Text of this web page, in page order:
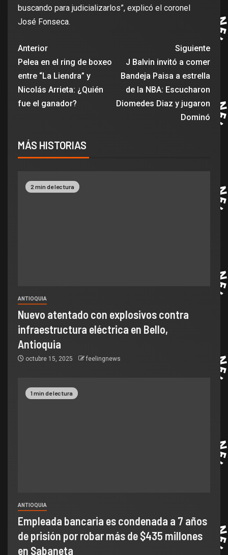
buscando para judicializarlos”, explicó el coronel
José Fonseca.
Anterior
Pelea en el ring de boxeo
entre “La Liendra” y
Nicolás Arrieta: ¿Quién
fue el ganador?
Siguiente
J Balvin invitó a comer
Bandeja Paisa a estrella
de la NBA: Escucharon
Diomedes Diaz y jugaron
Dominó
MÁS HISTORIAS
2 min de lectura
ANTIOQUIA
Nuevo atentado con explosivos contra
infraestructura eléctrica en Bello,
Antioquia
octubre 15, 2025 feelingnews
1 min de lectura
ANTIOQUIA
Empleada bancaria es condenada a 7 años
de prisión por robar más de $435 millones
en Sabaneta